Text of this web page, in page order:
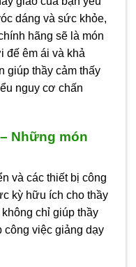
dáng và sức khỏe,
hãng sẽ là món
đế êm ái và khả
giúp thầy cảm thấy
nguy cơ chấn
Những món
và các thiết bị công
kỳ hữu ích cho thầy
chỉ giúp thầy
công việc giảng dạy